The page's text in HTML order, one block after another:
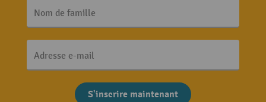
Nom de famille
Adresse e-mail
S'inscrire maintenant